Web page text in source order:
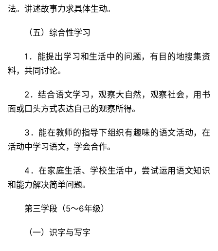
法。讲述故事力求具体生动。
（五）综合性学习
1．能提出学习和生活中的问题，有目的地搜集资
料，共同讨论。
2．结合语文学习，观察大自然，观察社会，用书
面或口头方式表达自己的观察所得。
3．能在教师的指导下组织有趣味的语文活动，在
活动中学习语文，学会合作。
4．在家庭生活、学校生活中，尝试运用语文知识
和能力解决简单问题。
第三学段（5～6年级）
（一）识字与写字